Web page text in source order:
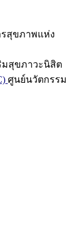
สุขภาพแห่ง
มสุขภาวะนิสิต
ศูนย์นวัตกรรม